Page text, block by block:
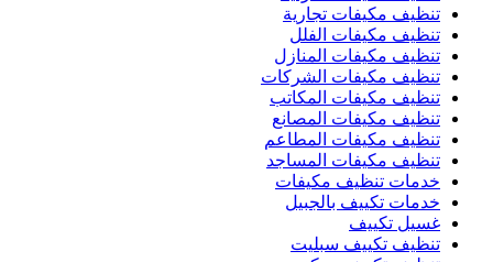
تنظيف مكيفات تجارية
تنظيف مكيفات الفلل
تنظيف مكيفات المنازل
تنظيف مكيفات الشركات
تنظيف مكيفات المكاتب
تنظيف مكيفات المصانع
تنظيف مكيفات المطاعم
تنظيف مكيفات المساجد
خدمات تنظيف مكيفات
خدمات تكييف بالجبيل
غسيل تكييف
تنظيف تكييف سبليت